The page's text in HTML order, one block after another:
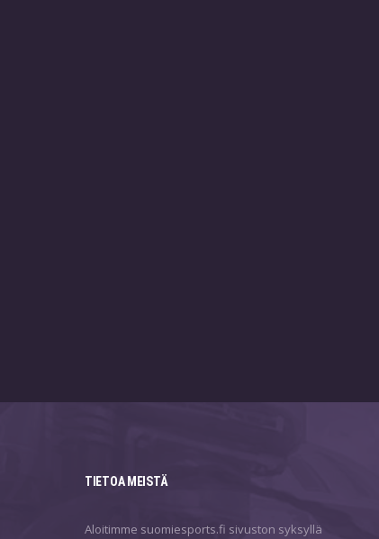
TIETOA MEISTÄ
Aloitimme suomiesports.fi sivuston syksyllä